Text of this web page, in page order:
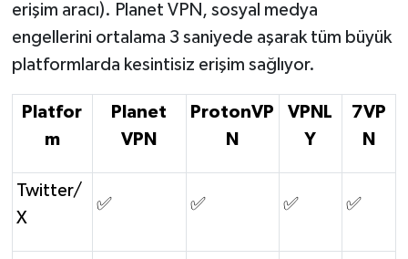
erişim aracı). Planet VPN, sosyal medya
engellerini ortalama 3 saniyede aşarak tüm büyük
platformlarda kesintisiz erişim sağlıyor.
Platfor
m
Planet
VPN
ProtonVP
N
VPNL
Y
7VP
N
Twitter/
X
✅ ✅ ✅ ✅